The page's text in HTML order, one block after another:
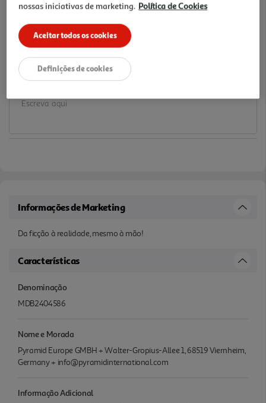
Price reduced from
22,99 €to
14,99 €
Notas de preparação
Informações de Marketing
Da ficção à realidade, mesmo à mão!
Características
Denominação
MDB2404586
Nome e Morada
Pyramid Europe GMBH + Walter-Gropius-Allee 1, 68519 Viernheim,
Germany + info@pyramidinternational.com
Informação Adicional
nossas iniciativas de marketing. Política de Cookies
Aceitar todos os cookies
Definições de cookies